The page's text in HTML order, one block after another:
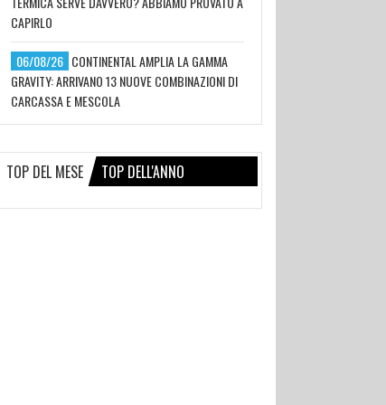
CAPIRLO
06/08/26 CONTINENTAL AMPLIA LA GAMMA
GRAVITY: ARRIVANO 13 NUOVE COMBINAZIONI DI
CARCASSA E MESCOLA
TOP DEL MESE TOP DELL'ANNO